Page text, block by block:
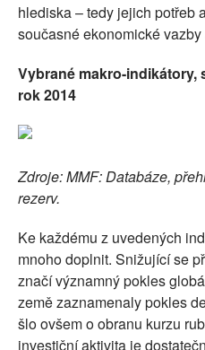
hlediska – tedy jejich potřeb
současné ekonomické
Vybrané makro-indikátory,
rok 2014
Zdroje: MMF: Databáze,
rezerv.
Ke každému z uvedených
mnoho doplnit. Snižující se
značí významný pokles
země zaznamenaly pokles
šlo ovšem o obranu kurzu
investiční aktivita je